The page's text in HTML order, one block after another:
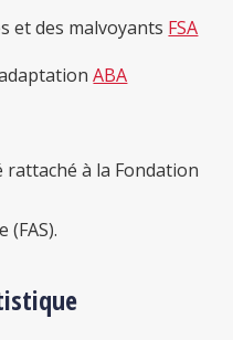
et des malvoyants FSA
ABA
rattaché à la Fondation
(FAS).